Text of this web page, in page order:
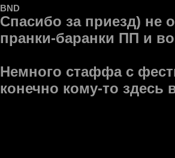
BND
Спасибо за приезд) не
пранки-баранки ПП и
Немного стаффа с
конечно кому-то здесь